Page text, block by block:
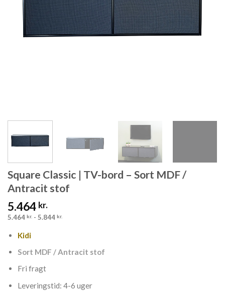
Square Classic | TV-bord – Sort MDF /
Antracit stof
5.464 kr.
5.464 kr. - 5.844 kr.
Kidi
Sort MDF / Antracit stof
Fri fragt
Leveringstid: 4-6 uger